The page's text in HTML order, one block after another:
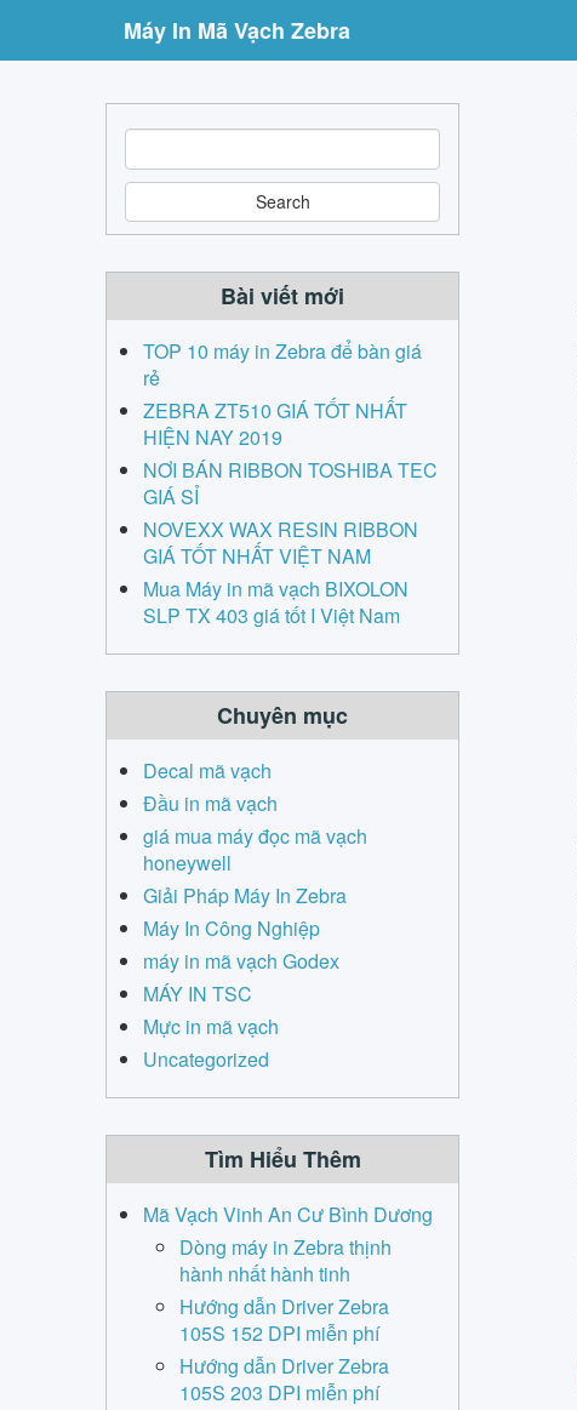
Máy In Mã Vạch Zebra
S
e
a
r
h
Bài viết mới
TOP 10 máy in Zebra để bàn giá
rẻ
ZEBRA ZT510 GIÁ TỐT NHẤT
HIỆN NAY 2019
NƠI BÁN RIBBON TOSHIBA TEC
GIÁ SỈ
NOVEXX WAX RESIN RIBBON
GIÁ TỐT NHẤT VIỆT NAM
Mua Máy in mã vạch BIXOLON
SLP TX 403 giá tốt I Việt Nam
Chuyên mục
Decal mã vạch
Đầu in mã vạch
giá mua máy đọc mã vạch
honeywell
Giải Pháp Máy In Zebra
Máy In Công Nghiệp
máy in mã vạch Godex
MÁY IN TSC
Mực in mã vạch
Uncategorized
Tìm Hiểu Thêm
Mã Vạch Vinh An Cư Bình Dương
Dòng máy in Zebra thịnh
hành nhất hành tinh
Hướng dẫn Driver Zebra
105S 152 DPI miễn phí
Hướng dẫn Driver Zebra
105S 203 DPI miễn phí